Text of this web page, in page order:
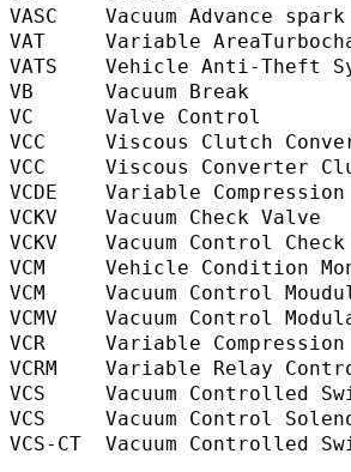
VASC    Vacuum Advance
VAT     Variable
VATS    Vehicle Anti-Theft
VB      Vacuum Break
VC      Valve Control
VCC     Viscous Clutch
VCC     Viscous Converter
VCDE    Variable Compression
VCKV    Vacuum Check
VCKV    Vacuum Control
VCM     Vehicle Condition
VCM     Vacuum Control
VCMV    Vacuum Control
VCR     Variable
VCRM    Variable Relay
VCS     Vacuum Controlled
VCS     Vacuum Control
VCS-CT  Vacuum Controlled